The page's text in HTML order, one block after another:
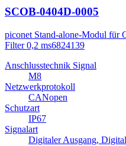
SCOB-0404D-0005
piconet Stand-alone-Modul für
Filter 0,2 ms6824139
Anschlusstechnik Signal
M8
Netzwerkprotokoll
CANopen
Schutzart
IP67
Signalart
Digitaler Ausgang,